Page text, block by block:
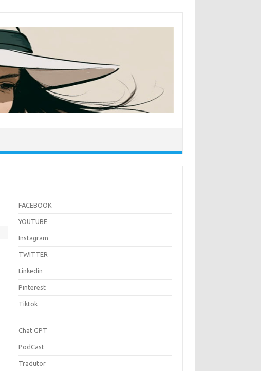
FACEBOOK
YOUTUBE
Instagram
TWITTER
Linkedin
Pinterest
Tiktok
Chat GPT
PodCast
Tradutor